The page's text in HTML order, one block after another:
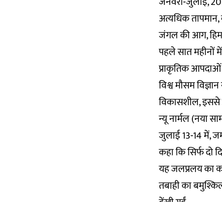
अत्यधिक
जंगल की आग,
पहले सात महीनों
प्राकृतिक आपदाओं
विश्व मौसम
विकासशील, इससे
न्यू नार्मल (नया
जुलाई 13-14 में,
कहा कि सिर्फ दो
यह जलप्रलय का
तबाही का